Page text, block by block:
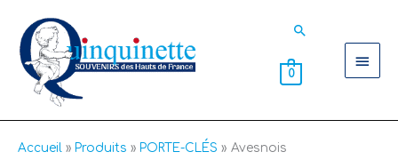
contenu
Rechercher
0
Accueil Produits PORTE-CLÉS Avesnois